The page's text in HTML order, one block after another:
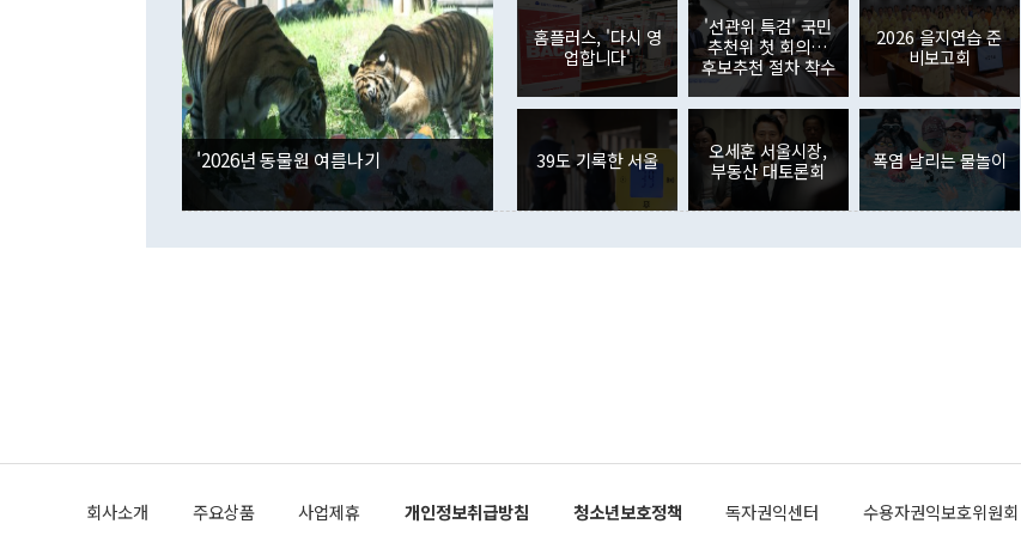
며 "정부 차원에서 (참석을) 검토하고 있다"고 발언한 데 대해서도 조 장관
은 "그것은 외교부의 몫"이라며 "아직 거기까지 진도가 나가지 않았다"고
잘랐다. 정 장관이 이날 소개한 대북 구상과 설명은 정부 내 조율을 거치지
않았다는 점에서 문제가 있다. 특히 주적 표현 대체와 국호 사용, 9·19 군
사합의 복원, 4자회담 추진 등은 통일부 장관이 결정할 사안이 아니어서 월
권이라는 지적이 나오고 있다. 이 대통령은 정 장관의 업무보고를 듣고 난
뒤 "여기 업무보고에 발표했다고 승인난 건 아니다"라고 재차 확인했다. 정
부의 한 소식통은 "정 장관의 발언 내용은 대부분 국가안전보장회의(NSC)
를 거쳐 결정된 사안이 아닌 정 장관의 개인적 생각에 가깝다"며 "안보 관
련 부처 장관이 정부의 공식 정책이 아닌 사안을 추진하겠다고 업무보고를
하고 대통령의 면전에서 '국군통수권자가 나서야 한다'고 주장한 것은 심각
이나 미국은 북한에 선비핵화를 공식적으로 요구한 적이 없기 때문이다. 지
공하는 방식으로 이뤄졌다. 1994년 북·미 제네바 기본합의는 핵시설 동결
인의 해외투자가 80억1000만달러, 외국인의 국내투자가 46억3000만달러
각각 증가했다. 증권투자에서는 외국인의 국내 주식 매도세가 이어졌다. 외
국인의 국내 주식 투자는 차익실현 매도 등의 영향으로 316억1000만달러
감소하며 전월(-310억5000만달러)에 이어 역대 최대 순매도 기록을 다시
경신했다. 외국인의 국내 채권투자는 세계국채지수(WGBI) 자금 유입에도
분기 말 만기도래 영향으로 증가 폭이 줄어든 52억9000만달러를 기록했
다. 내국인의 해외 증권투자는 주식을 중심으로 35억6000만달러 증가했
다. eoyn2@newspim.com
'2026년 동물원 여름나기
홈플러스, '다시 영
업합니다'
'선관위 특검' 국민
추천위 첫 회의…
후보추천 절차 착수
2026 을지연습 준
비보고회
39도 기록한 서울
오세훈 서울시장,
부동산 대토론회
폭염 날리는 물놀이
회사소개 주요상품 사업제휴 개인정보취급방침 청소년보호정책 독자권익센터 수용자권익보호위원회